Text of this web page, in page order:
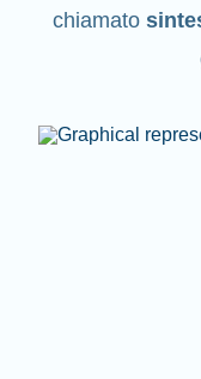
chiamato